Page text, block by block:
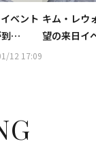
ベント
を過ご
12 17:09
キム・レウ
望の来日イ
3月2日に